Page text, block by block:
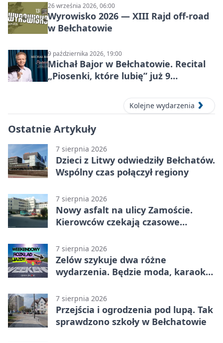
26 września 2026, 06:00
Wyrowisko 2026 — XIII Rajd off‑road
w Bełchatowie
9 października 2026, 19:00
Michał Bajor w Bełchatowie. Recital
„Piosenki, które lubię” już 9
Kolejne wydarzenia
Ostatnie Artykuły
7 sierpnia 2026
Dzieci z Litwy odwiedziły Bełchatów.
Wspólny czas połączył regiony
7 sierpnia 2026
Nowy asfalt na ulicy Zamoście.
Kierowców czekają czasowe
7 sierpnia 2026
Zelów szykuje dwa różne
wydarzenia. Będzie moda, karaoke
7 sierpnia 2026
Przejścia i ogrodzenia pod lupą. Tak
sprawdzono szkoły w Bełchatowie